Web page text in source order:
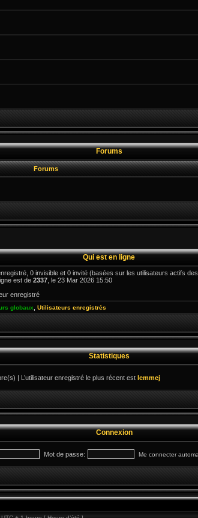
Forums
Forums
Qui est en ligne
0 invisible et 0 invité (basées sur les utilisateurs actifs
est de 2337 , le 23 Mar 2026 15:50
enregistré
globaux Utilisateurs enregistrés
Statistiques
| L’utilisateur enregistré le plus récent est lemmej
Connexion
Mot de passe: Me connecter